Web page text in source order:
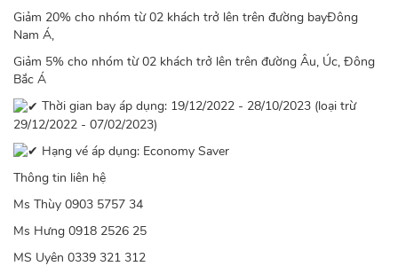
Giảm 20% cho nhóm từ 02 khách trở lên trên đường bayĐông
Nam Á,
Giảm 5% cho nhóm từ 02 khách trở lên trên đường Âu, Úc, Đông
Bắc Á
Thời gian bay áp dụng: 19/12/2022 - 28/10/2023 (loại trừ
29/12/2022 - 07/02/2023)
Hạng vé áp dụng: Economy Saver
Thông tin liên hệ
Ms Thùy 0903 5757 34
Ms Hưng 0918 2526 25
MS Uyên 0339 321 312